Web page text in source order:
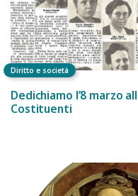
Diritto e società
Dedichiamo l’8 marzo
Costituenti